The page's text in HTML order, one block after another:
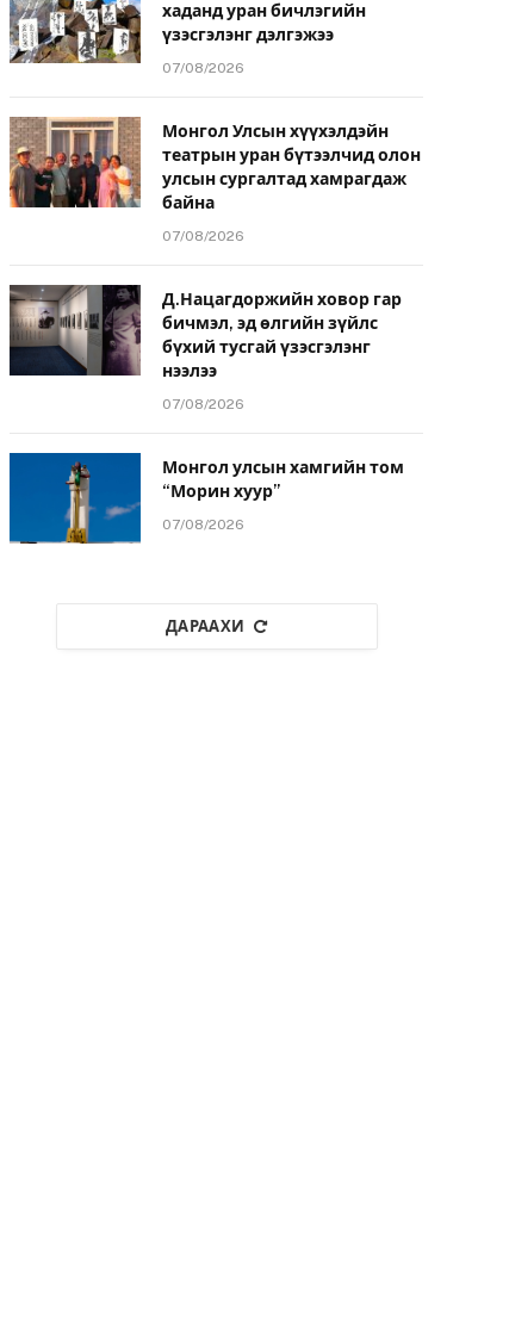
хаданд уран бичлэгийн
үзэсгэлэнг дэлгэжээ
07/08/2026
Монгол Улсын хүүхэлдэйн
театрын уран бүтээлчид олон
улсын сургалтад хамрагдаж
байна
07/08/2026
Д.Нацагдоржийн ховор гар
бичмэл, эд өлгийн зүйлс
бүхий тусгай үзэсгэлэнг
нээлээ
07/08/2026
Монгол улсын хамгийн том
“Морин хуур”
07/08/2026
ДАРААХИ